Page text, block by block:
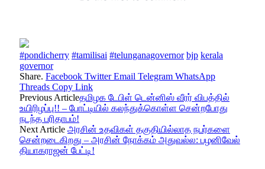
#pondicherry #tamilisai #telunganagovernor bjp kerala
governor
Share. Facebook Twitter Email Telegram WhatsApp
Threads Copy Link
Previous Articleதமிழக டேபிள் டென்னிஸ் வீரர் விபத்தில்
உயிரிழப்பு!! – போட்டியில் கலந்துக்கொள்ள சென்றபோது
நடந்த பரிதாபம்!
Next Article அரசின் உதவிகள் தகுதியில்லாத நபர்களை
சென்றடைகிறது – அரசின் நோக்கம் அதுவல்ல: பழனிவேல்
தியாகராஜன் பேட்டி!